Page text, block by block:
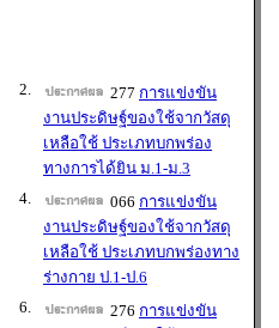
2. 277 การแข่งขัน
งานประดิษฐ์ของใช้จากวัสดุ
เหลือใช้ ประเภทบกพร่อง
ทางการได้ยิน ม.1-ม.3
4. 066 การแข่งขัน
งานประดิษฐ์ของใช้จากวัสดุ
เหลือใช้ ประเภทบกพร่องทาง
ร่างกาย ป.1-ป.6
6. 276 การแข่งขัน